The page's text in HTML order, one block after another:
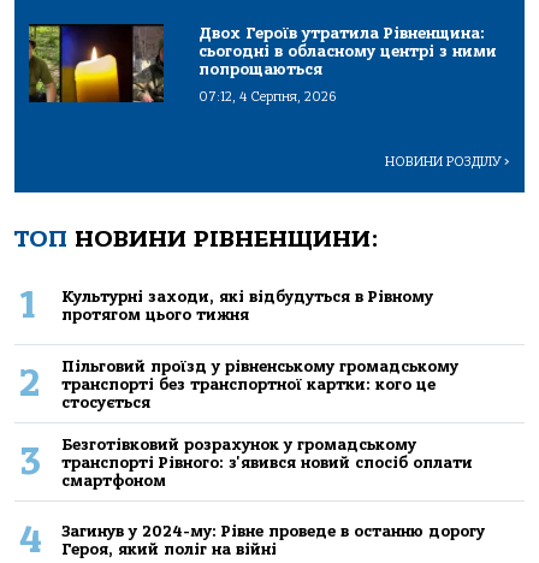
Двох Героїв утратила Рівненщина:
сьогодні в обласному центрі з ними
попрощаються
07:12, 4 Серпня, 2026
НОВИНИ РОЗДІЛУ>
ТОП НОВИНИ РІВНЕНЩИНИ:
1
Культурні заходи, які відбудуться в Рівному
протягом цього тижня
2
Пільговий проїзд у рівненському громадському
транспорті без транспортної картки: кого це
стосується
3
Безготівковий розрахунок у громадському
транспорті Рівного: з'явився новий спосіб оплати
смартфоном
4
Загинув у 2024-му: Рівне проведе в останню дорогу
Героя, який поліг на війні